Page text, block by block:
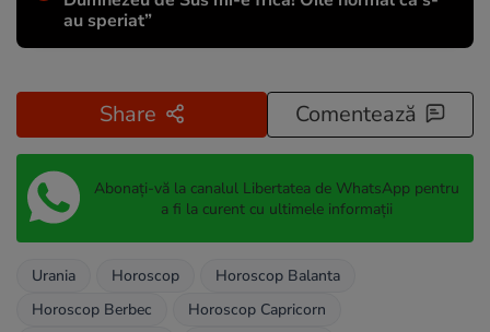
au speriat”
Share Comentează
Abonați-vă la canalul Libertatea de WhatsApp pentru
a fi la curent cu ultimele informații
Urania Horoscop
Horoscop Balanta
Horoscop Berbec
Horoscop Capricorn